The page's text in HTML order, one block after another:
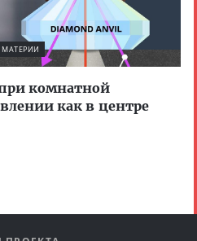
комнатной
как в центре